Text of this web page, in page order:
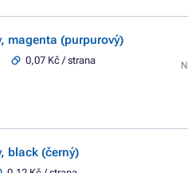
magenta (purpurový)
0,07 Kč / strana
black (černý)